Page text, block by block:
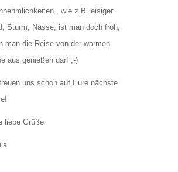
, wie z.B. eisiger
Sturm, Nässe, ist man doch froh,
man die Reise von der warmen
aus genießen darf ;-)
uns schon auf Eure nächste
liebe Grüße